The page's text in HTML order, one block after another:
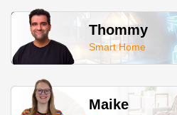
Thommy
Smart Home
Maike